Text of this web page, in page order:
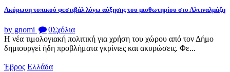
Ακύρωση τοπικού φεστιβάλ λόγω αύξησης του μισθωτηρίου στο Αλτιναλμάζη
by gnomi 0Σχόλια
Η νέα τιμολογιακή πολιτική για χρήση του χώρου από τον Δήμο
δημιουργεί ήδη προβλήματα γκρίνιες και ακυρώσεις. Φε...
Έβρος Ελλάδα